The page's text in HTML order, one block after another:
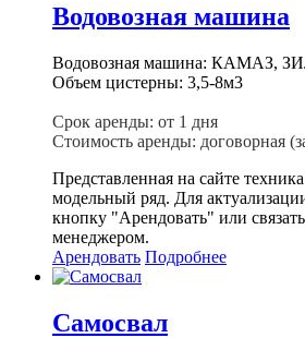
Водовозная машина
Водовозная машина: КАМАЗ,
Объем цистерны: 3,5-8м3
Срок аренды: от 1 дня
Стоимость аренды: договорная
Представленная на сайте
модельный ряд. Для
кнопку "Арендовать" или
менеджером.
Арендовать Подробнее
Самосвал